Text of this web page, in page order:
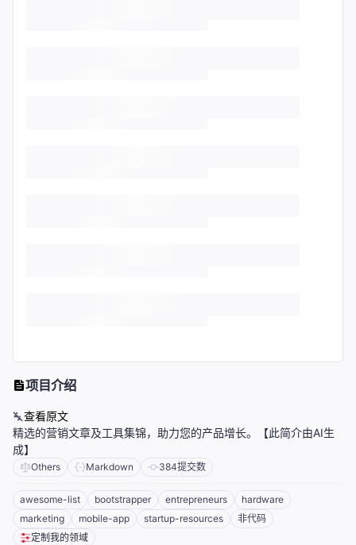
项目介绍
查看原文
精选的营销文章及工具集锦，助力您的产品增长。【此简介由AI生
成】
Others Markdown 384提交数
awesome-list bootstrapper entrepreneurs
hardware
marketing
mobile-app startup-resources
非代码
定制我的领域